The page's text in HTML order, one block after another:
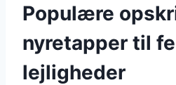
Populære
nyretapper til
lejligheder